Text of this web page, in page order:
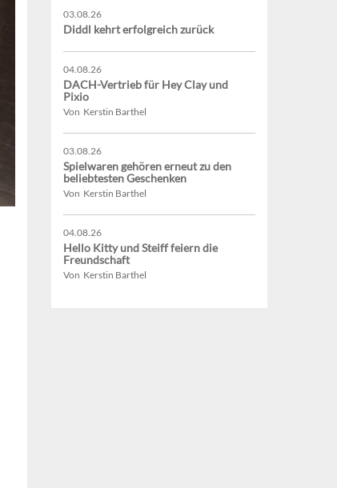
03.08.26
Diddl kehrt erfolgreich zurück
04.08.26
DACH-Vertrieb für Hey Clay und
Pixio
Von Kerstin Barthel
03.08.26
Spielwaren gehören erneut zu den
beliebtesten Geschenken
Von Kerstin Barthel
04.08.26
Hello Kitty und Steiff feiern die
Freundschaft
Von Kerstin Barthel